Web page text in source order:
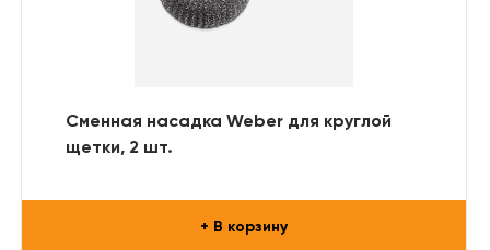
Сменная насадка Weber для круглой
щетки, 2 шт.
+ В корзину